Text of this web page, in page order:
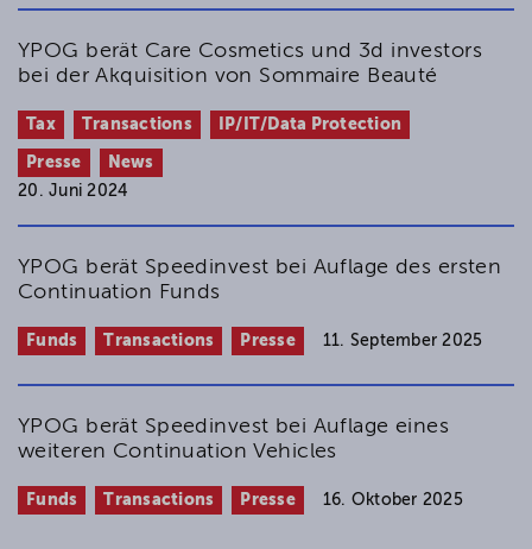
YPOG berät Care Cosmetics und 3d investors
bei der Akquisition von Sommaire Beauté
Tax Transactions IP/IT/Data Protection
Presse
News
20. Juni 2024
YPOG berät Speedinvest bei Auflage des ersten
Continuation Funds
Funds Transactions Presse 11. September 2025
YPOG berät Speedinvest bei Auflage eines
weiteren Continuation Vehicles
Funds Transactions Presse 16. Oktober 2025